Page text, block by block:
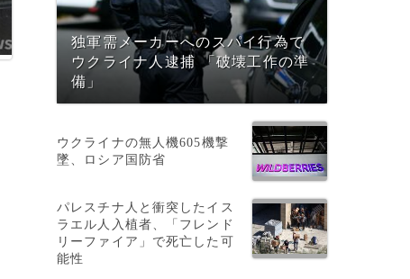
独軍需メーカーへのスパイ行為で
ウクライナ人逮捕 「破壊工作の準
備」
ウクライナの無人機605機撃
墜、ロシア国防省
パレスチナ人と衝突したイス
ラエル人入植者、「フレンド
リーファイア」で死亡した可
能性